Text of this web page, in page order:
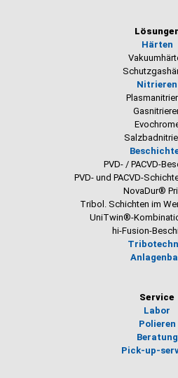
Härten
Nitrieren
PVD- / PACVD-
PVD- und PACVD-
NovaDur®
Tribol. Schichten im
UniTwin®-
hi-Fusion-
Service
Labor
Polieren
Beratung
Pick-up-